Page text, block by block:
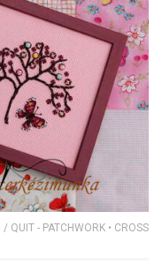
/ QUIT - PATCHWORK • CROSS